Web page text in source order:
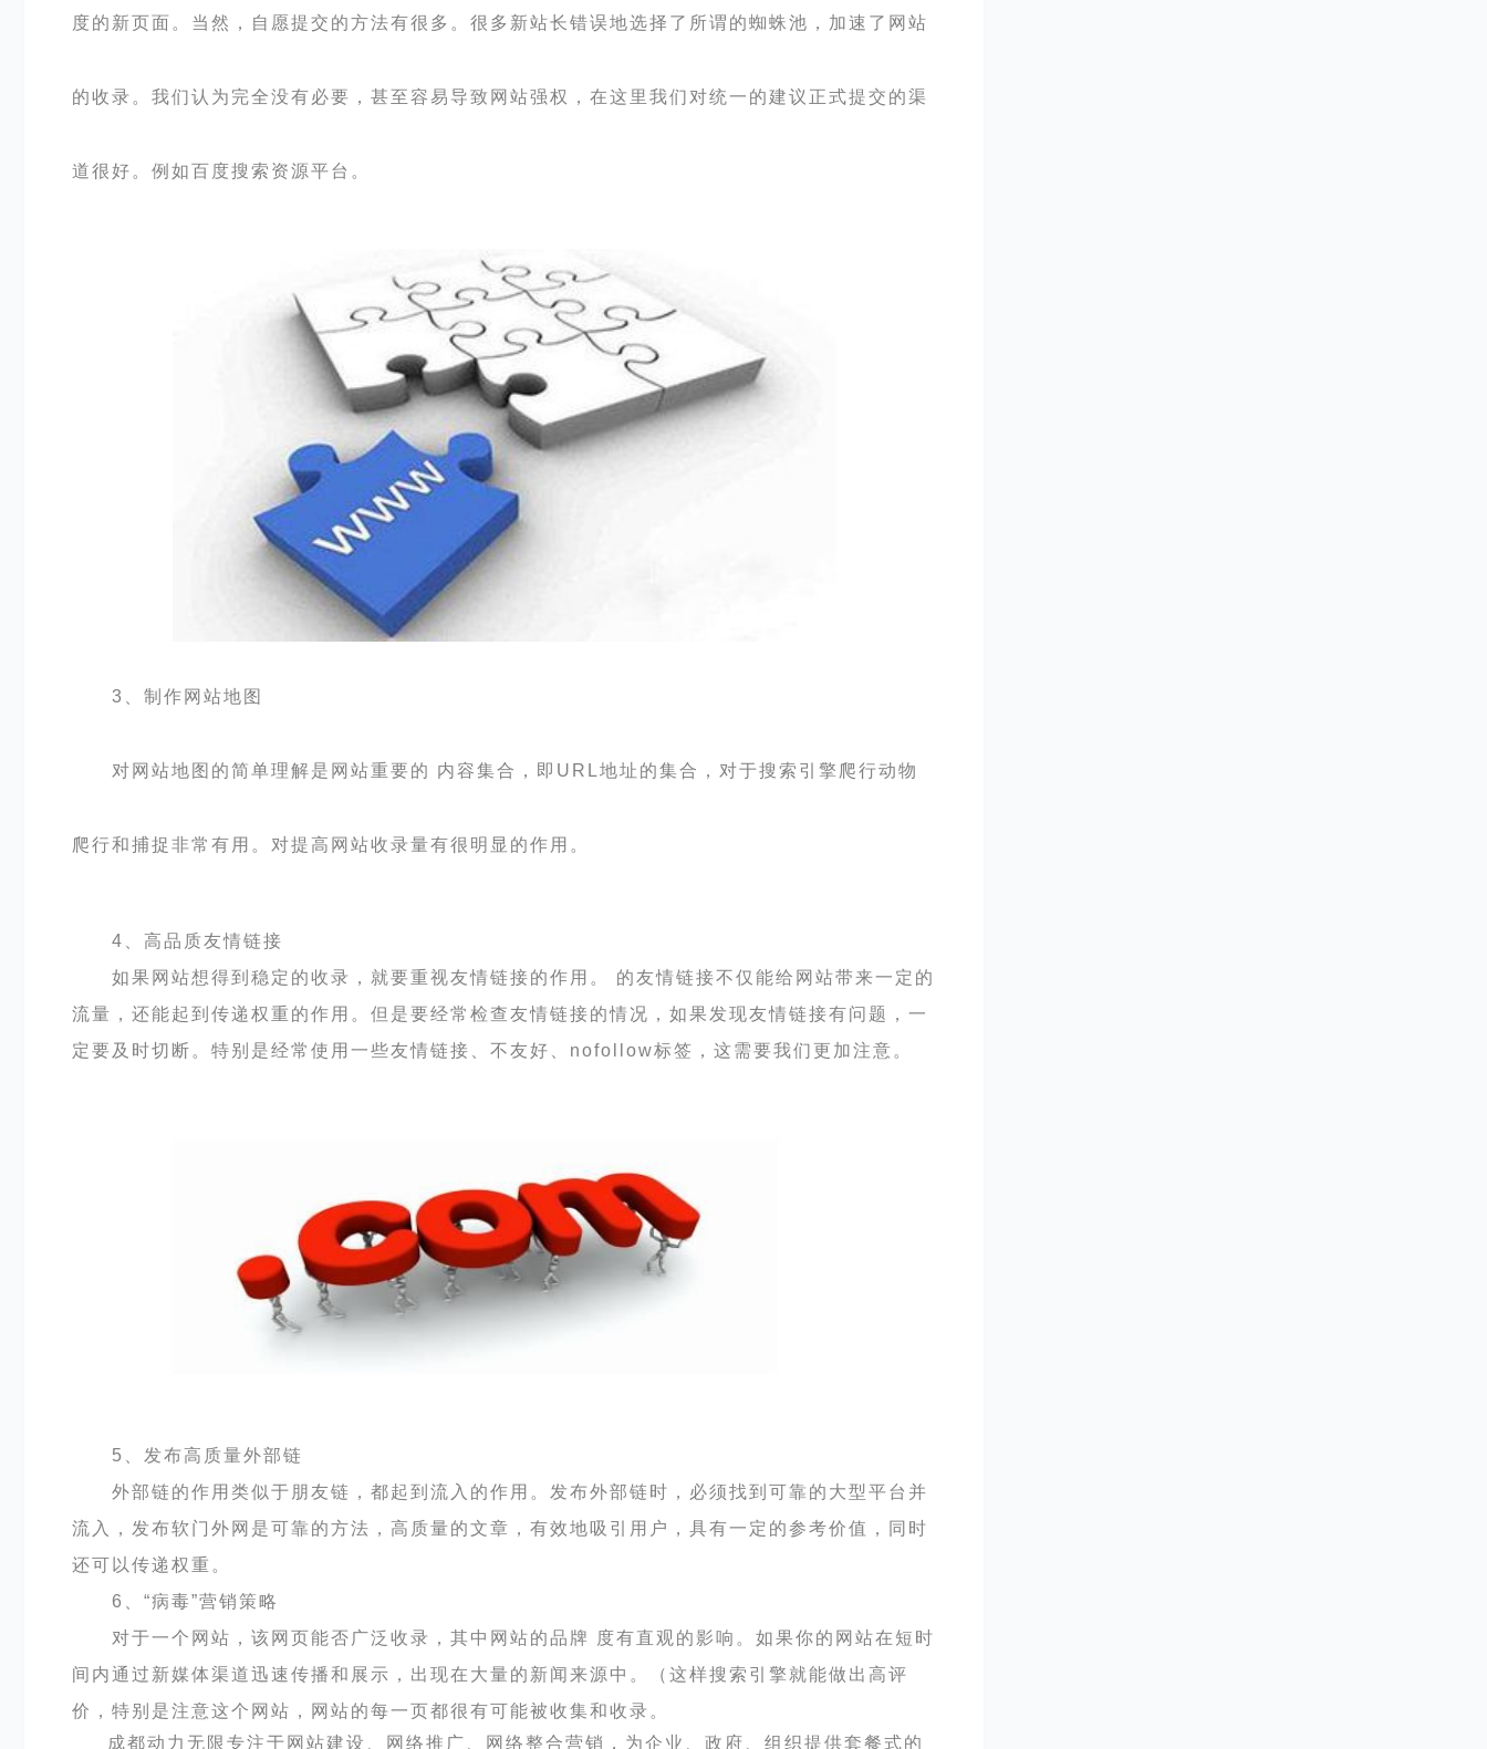
度的新页面。当然，自愿提交的方法有很多。很多新站长错误地选择了所谓的蜘蛛池，加速了网站
的收录。我们认为完全没有必要，甚至容易导致网站强权，在这里我们对统一的建议正式提交的渠
道很好。例如百度搜索资源平台。
3、制作网站地图
对网站地图的简单理解是网站重要的 内容集合，即 URL地址的集合，对于搜索引擎爬行动物
爬行和捕捉非常有用。对提高网站收录量有很明显的作用。
4、高品质友情链接
如果网站想得到稳定的收录，就要重视友情链接的作用。 的友情链接不仅能给网站带来一定的
流量，还能起到传递权重的作用。但是要经常检查友情链接的情况，如果发现友情链接有问题，一
定要及时切断。特别是经常使用一些友情链接、不友好、 nofollow标签，这需要我们更加注意。
5、发布高质量外部链
外部链的作用类似于朋友链，都起到流入的作用。发布外部链时，必须找到可靠的大型平台并
流入，发布软门外网是可靠的方法，高质量的文章，有效地吸引用户，具有一定的参考价值，同时
还可以传递权重。
6、“病毒”营销策略
对于一个网站，该网页能否广泛收录，其中网站的品牌 度有直观的影响。如果你的网站在短时
间内通过新媒体渠道迅速传播和展示，出现在大量的新闻来源中。（这样搜索引擎就能做出高评
价，特别是注意这个网站，网站的每一页都很有可能被收集和收录。
成都动力无限专注于网站建设、网络推广、网络整合营销，为企业、政府、组织提供套餐式的